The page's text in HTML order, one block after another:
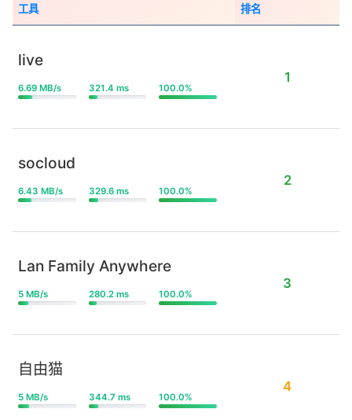
工具 排名
live
6.69 MB/s 321.4 ms 100.0%
1
socloud
6.43 MB/s 329.6 ms 100.0%
2
Lan Family Anywhere
5 MB/s 280.2 ms 100.0%
3
自由猫
5 MB/s 344.7 ms 100.0%
4